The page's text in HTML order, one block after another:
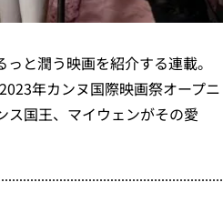
と潤う映画を紹介する連載。
年カンヌ国際映画祭オープニ
ス国王、マイウェンがその愛